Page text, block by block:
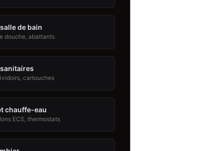
de bain
douche, abattants
cartouches
chauffe-eau
ECS, thermostats